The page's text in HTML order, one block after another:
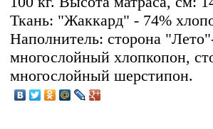
Ткань: "Жаккард" - 74%
Наполнитель: сторона
многослойный хлопкопон,
многослойный шерстипон.